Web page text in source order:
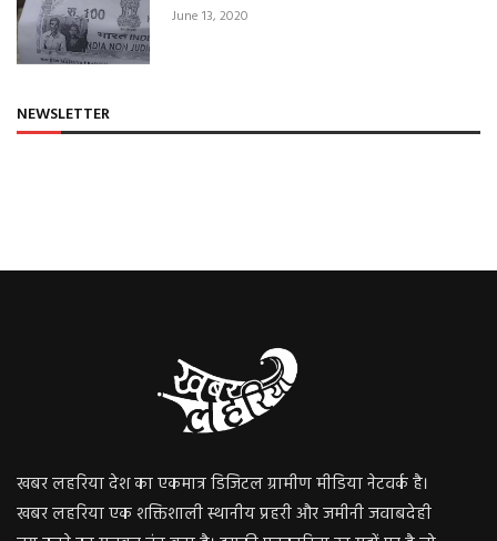
June 13, 2020
NEWSLETTER
खबर लहरिया देश का एकमात्र डिजिटल ग्रामीण मीडिया नेटवर्क है।
खबर लहरिया एक शक्तिशाली स्थानीय प्रहरी और जमीनी जवाबदेही